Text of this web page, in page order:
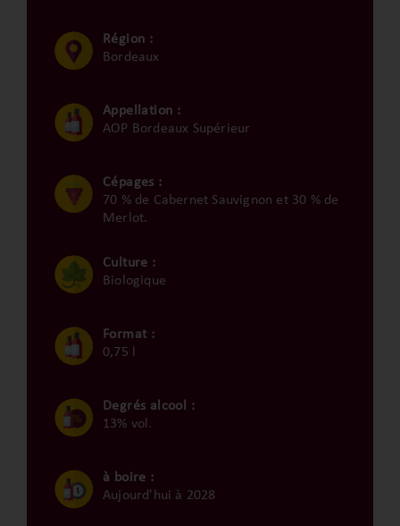
Région :
Bordeaux
Appellation :
AOP Bordeaux Supérieur
Cépages :
70 % de Cabernet Sauvignon et 30 % de
Merlot.
Culture :
Biologique
Format :
0,75 l
Degrés alcool :
13% vol.
à boire :
Aujourd'hui à 2028